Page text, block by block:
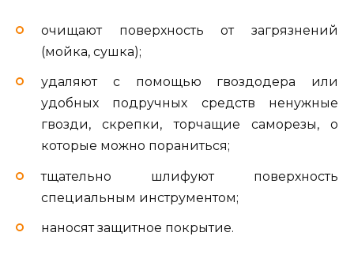
очищают поверхность от загрязнений
(мойка, сушка);
удаляют с помощью гвоздодера или
удобных подручных средств ненужные
гвозди, скрепки, торчащие саморезы, о
которые можно пораниться;
тщательно шлифуют поверхность
специальным инструментом;
наносят защитное покрытие.